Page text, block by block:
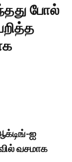
போல்
ஐ
வசமாக